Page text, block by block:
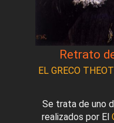
Retrato
EL GRECO
Se trata de uno
realizados por El